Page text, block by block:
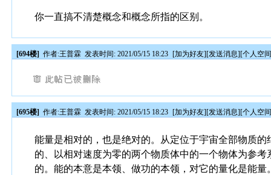
你一直搞不清楚概念和概念所指的区别。
[694楼] 作者:王普霖 发表时间: 2021/05/15 18:23 [加为好友][发送消息][个人空
[695楼] 作者:王普霖 发表时间: 2021/05/15 18:23 [加为好友][发送消息][个人空
能量是相对的，也是绝对的。从定位于宇宙全部物质
的、以相对速度为零的两个物质体中的一个物体为参
的。能的本意是本领、做功的本领，对它的量化是能量